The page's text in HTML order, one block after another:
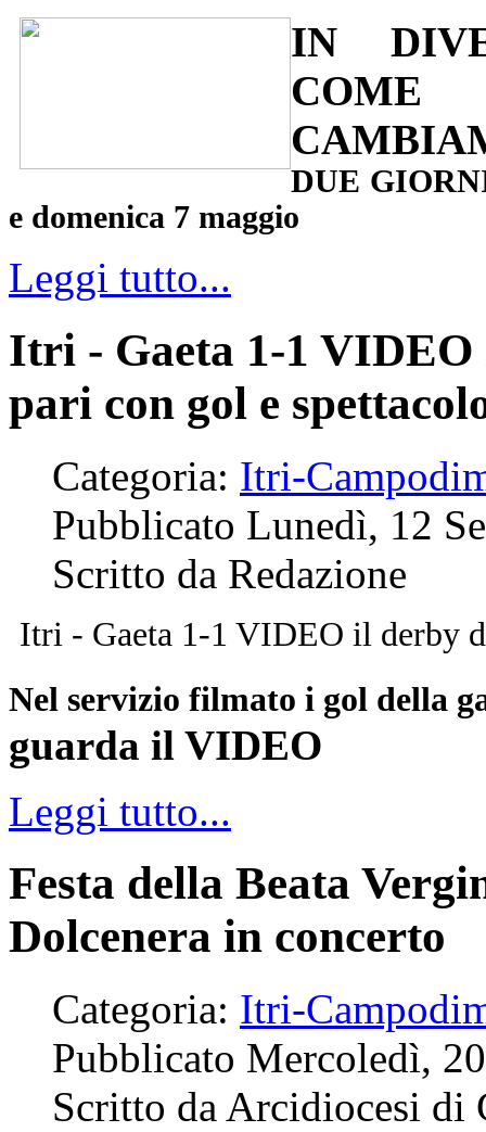
IN
DUE
e domenica 7 maggio
Leggi tutto...
Itri - Gaeta 1-1
pari con gol e
Categoria: Itri-
Pubblicato Lunedì, 12
Scritto da Redazione
Itri - Gaeta 1-1 VIDEO il derby
Nel servizio filmato i gol della
guarda il VIDEO
Leggi tutto...
Festa della Beata
Dolcenera in concerto
Categoria: Itri-
Pubblicato Mercoledì,
Scritto da Arcidiocesi di